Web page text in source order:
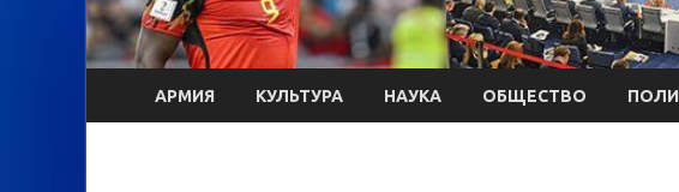
АРМИЯ КУЛЬТУРА НАУКА ОБЩЕСТВО